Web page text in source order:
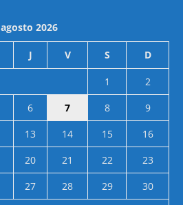
agosto 2026
J V S D
1
2
6 7 8
9
13 14 15
16
20 21 22
23
27 28 29
30